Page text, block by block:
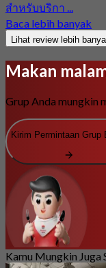
สำหรับบริกา ...
Baca lebih banyak
Lihat review lebih
Makan
Grup Anda mungkin
Kirim Permintaan Grup
Kamu Mungkin Juga